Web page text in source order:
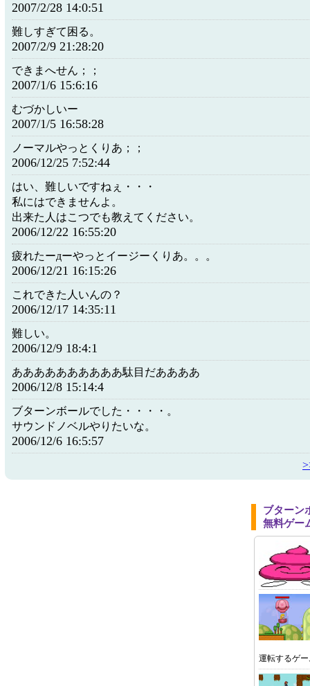
2007/2/28 14:0:51
難しすぎて困る。
2007/2/9 21:28:20
できまへせん；；
2007/1/6 15:6:16
むづかしいー
2007/1/5 16:58:28
ノーマルやっとくりあ；；
2006/12/25 7:52:44
はい、難しいですねぇ・・・
私にはできませんよ。
出来た人はこつでも教えてください。
2006/12/22 16:55:20
疲れたーдーやっとイージーくりあ。。。
2006/12/21 16:15:26
これできた人いんの？
2006/12/17 14:35:11
難しい。
2006/12/9 18:4:1
ああああああああああ駄目だああああ
2006/12/8 15:14:4
ブターンボールでした・・・・。
サウンドノベルやりたいな。
2006/12/6 16:5:57
ブターン
無料ゲー
運転するゲ